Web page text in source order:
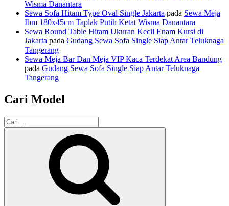
Wisma Danantara
Sewa Sofa Hitam Type Oval Single Jakarta pada Sewa Meja
Ibm 180x45cm Taplak Putih Ketat Wisma Danantara
Sewa Round Table Hitam Ukuran Kecil Enam Kursi di
Jakarta pada Gudang Sewa Sofa Single Siap Antar Teluknaga
Tangerang
Sewa Meja Bar Dan Meja VIP Kaca Terdekat Area Bandung
pada Gudang Sewa Sofa Single Siap Antar Teluknaga
Tangerang
Cari Model
Pencarian
untuk: